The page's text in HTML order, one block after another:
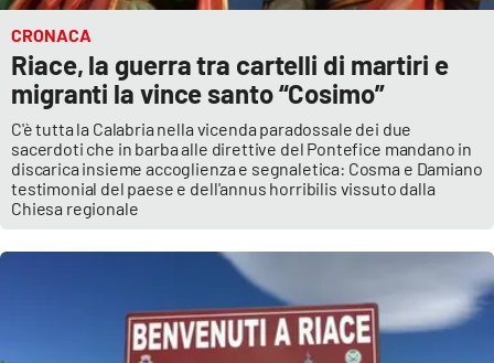
CRONACA
Riace, la guerra tra cartelli di martiri e
migranti la vince santo “Cosimo”
C'è tutta la Calabria nella vicenda paradossale dei due
sacerdoti che in barba alle direttive del Pontefice mandano in
discarica insieme accoglienza e segnaletica: Cosma e Damiano
testimonial del paese e dell'annus horribilis vissuto dalla
Chiesa regionale